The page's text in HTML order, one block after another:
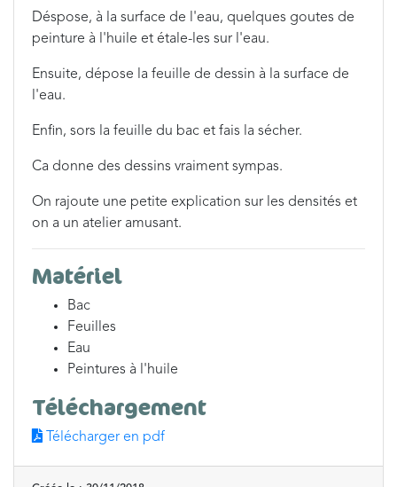
Déspose, à la surface de l'eau, quelques goutes de
peinture à l'huile et étale-les sur l'eau.
Ensuite, dépose la feuille de dessin à la surface de
l'eau.
Enfin, sors la feuille du bac et fais la sécher.
Ca donne des dessins vraiment sympas.
On rajoute une petite explication sur les densités et
on a un atelier amusant.
Matériel
Bac
Feuilles
Eau
Peintures à l'huile
Téléchargement
Télécharger en pdf